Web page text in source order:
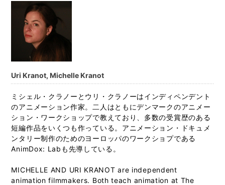
Uri Kranot, Michelle Kranot
ミシェル・クラノーとウリ・クラノーはインディペンデント
のアニメーション作家。二人はともにデンマークのアニメー
ション・ワークショップで教えており、多数の受賞歴のある
短編作品をいくつも作っている。アニメーション・ドキュメ
ンタリー制作のためのヨーロッパのワークショプである
AnimDox: Labも先導している。
MICHELLE AND URI KRANOT are independent
animation filmmakers. Both teach animation at The